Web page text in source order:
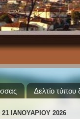
Δελτίο
ΙΑΝΟΥΑΡΊΟΥ 2026